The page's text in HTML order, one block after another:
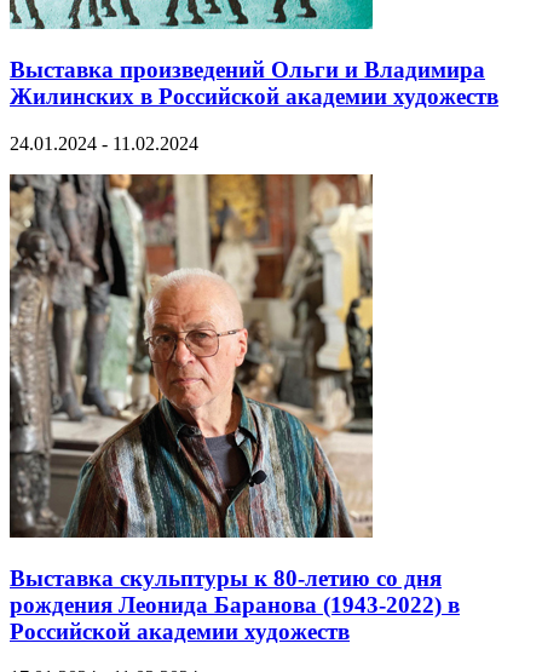
Выставка произведений Ольги и Владимира
Жилинских в Российской академии художеств
24.01.2024 - 11.02.2024
Выставка скульптуры к 80-летию со дня
рождения Леонида Баранова (1943-2022) в
Российской академии художеств